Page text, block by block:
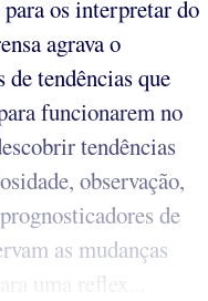
os interpretar do
agrava o
tendências que
funcionarem no
tendências
observação,
de
as mudanças
uma reflex...